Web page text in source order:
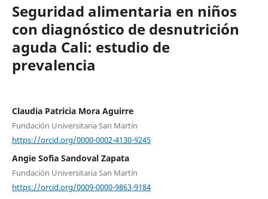
Seguridad alimentaria en niños
con diagnóstico de desnutrición
aguda Cali: estudio de
prevalencia
Claudia Patricia Mora Aguirre
Fundación Universitaria San Martín
https://orcid.org/0000-0002-4130-9245
Angie Sofia Sandoval Zapata
Fundación Universitaria San Martín
https://orcid.org/0009-0000-9863-9184